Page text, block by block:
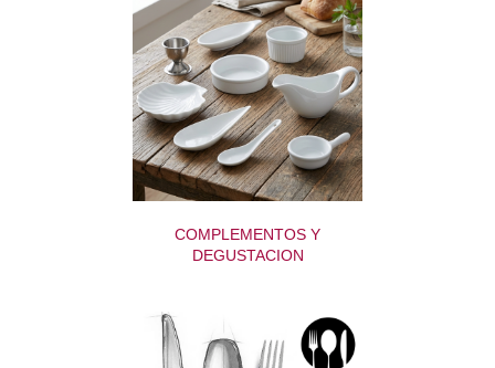
COMPLEMENTOS Y
DEGUSTACION